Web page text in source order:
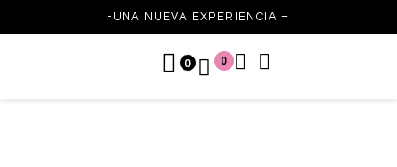
-UNA NUEVA EXPERIENCIA –
0 0